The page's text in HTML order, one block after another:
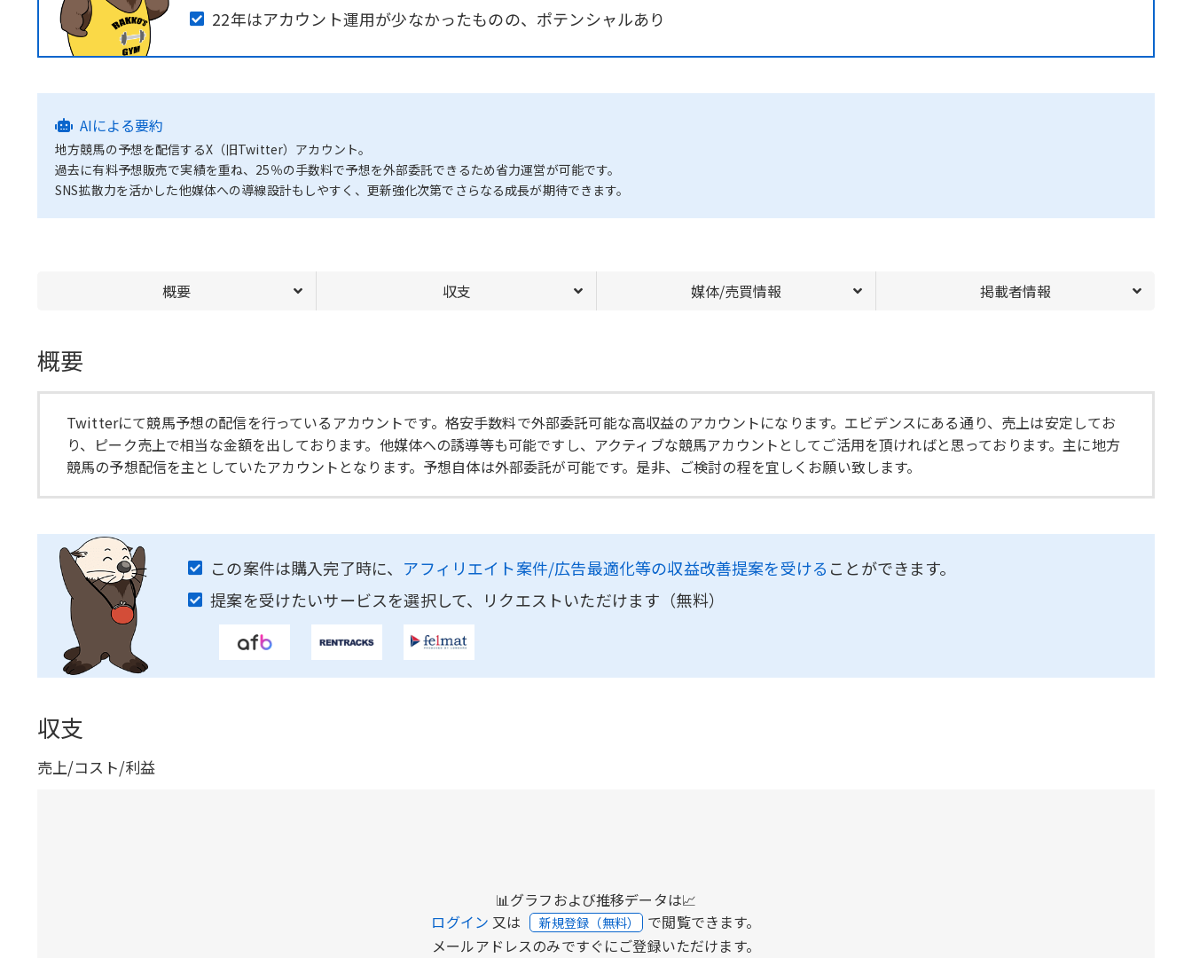
22年はアカウント運用が少なかったものの、ポテンシャルあり
AIによる要約
地方競馬の予想を配信するX（旧Twitter）アカウント。
過去に有料予想販売で実績を重ね、25％の手数料で予想を外部委託できるため省力運営が可能です。
SNS拡散力を活かした他媒体への導線設計もしやすく、更新強化次第でさらなる成長が期待できます。
概要 収支 媒体/売買情報 掲載者情報
概要
Twitterにて競馬予想の配信を行っているアカウントです。格安手数料で外部委託可能な高収益のアカウントになります。エビデンスにある通り、売上は安定してお
り、ピーク売上で相当な金額を出しております。他媒体への誘導等も可能ですし、アクティブな競馬アカウントとしてご活用を頂ければと思っております。主に地方
競馬の予想配信を主としていたアカウントとなります。予想自体は外部委託が可能です。是非、ご検討の程を宜しくお願い致します。
この案件は購入完了時に、 アフィリエイト案件/広告最適化等の収益改善提案を受ける ことができます。
提案を受けたいサービスを選択して、リクエストいただけます（無料）
収支
売上/コスト/利益
📊グラフおよび推移データは📈
ログイン 又は 新規登録（無料） で閲覧できます。
メールアドレスのみですぐにご登録いただけます。